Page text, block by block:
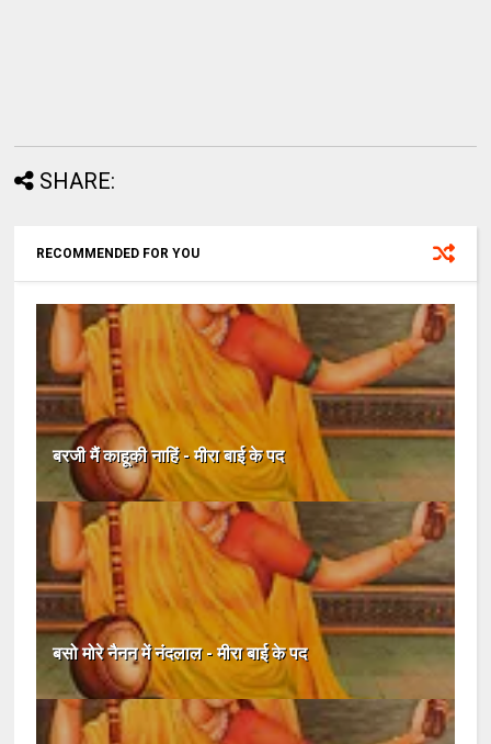
SHARE:
RECOMMENDED FOR YOU
बरजी मैं काहूकी नाहिं - मीरा बाई के पद
बसो मोरे नैनन में नंदलाल - मीरा बाई के पद